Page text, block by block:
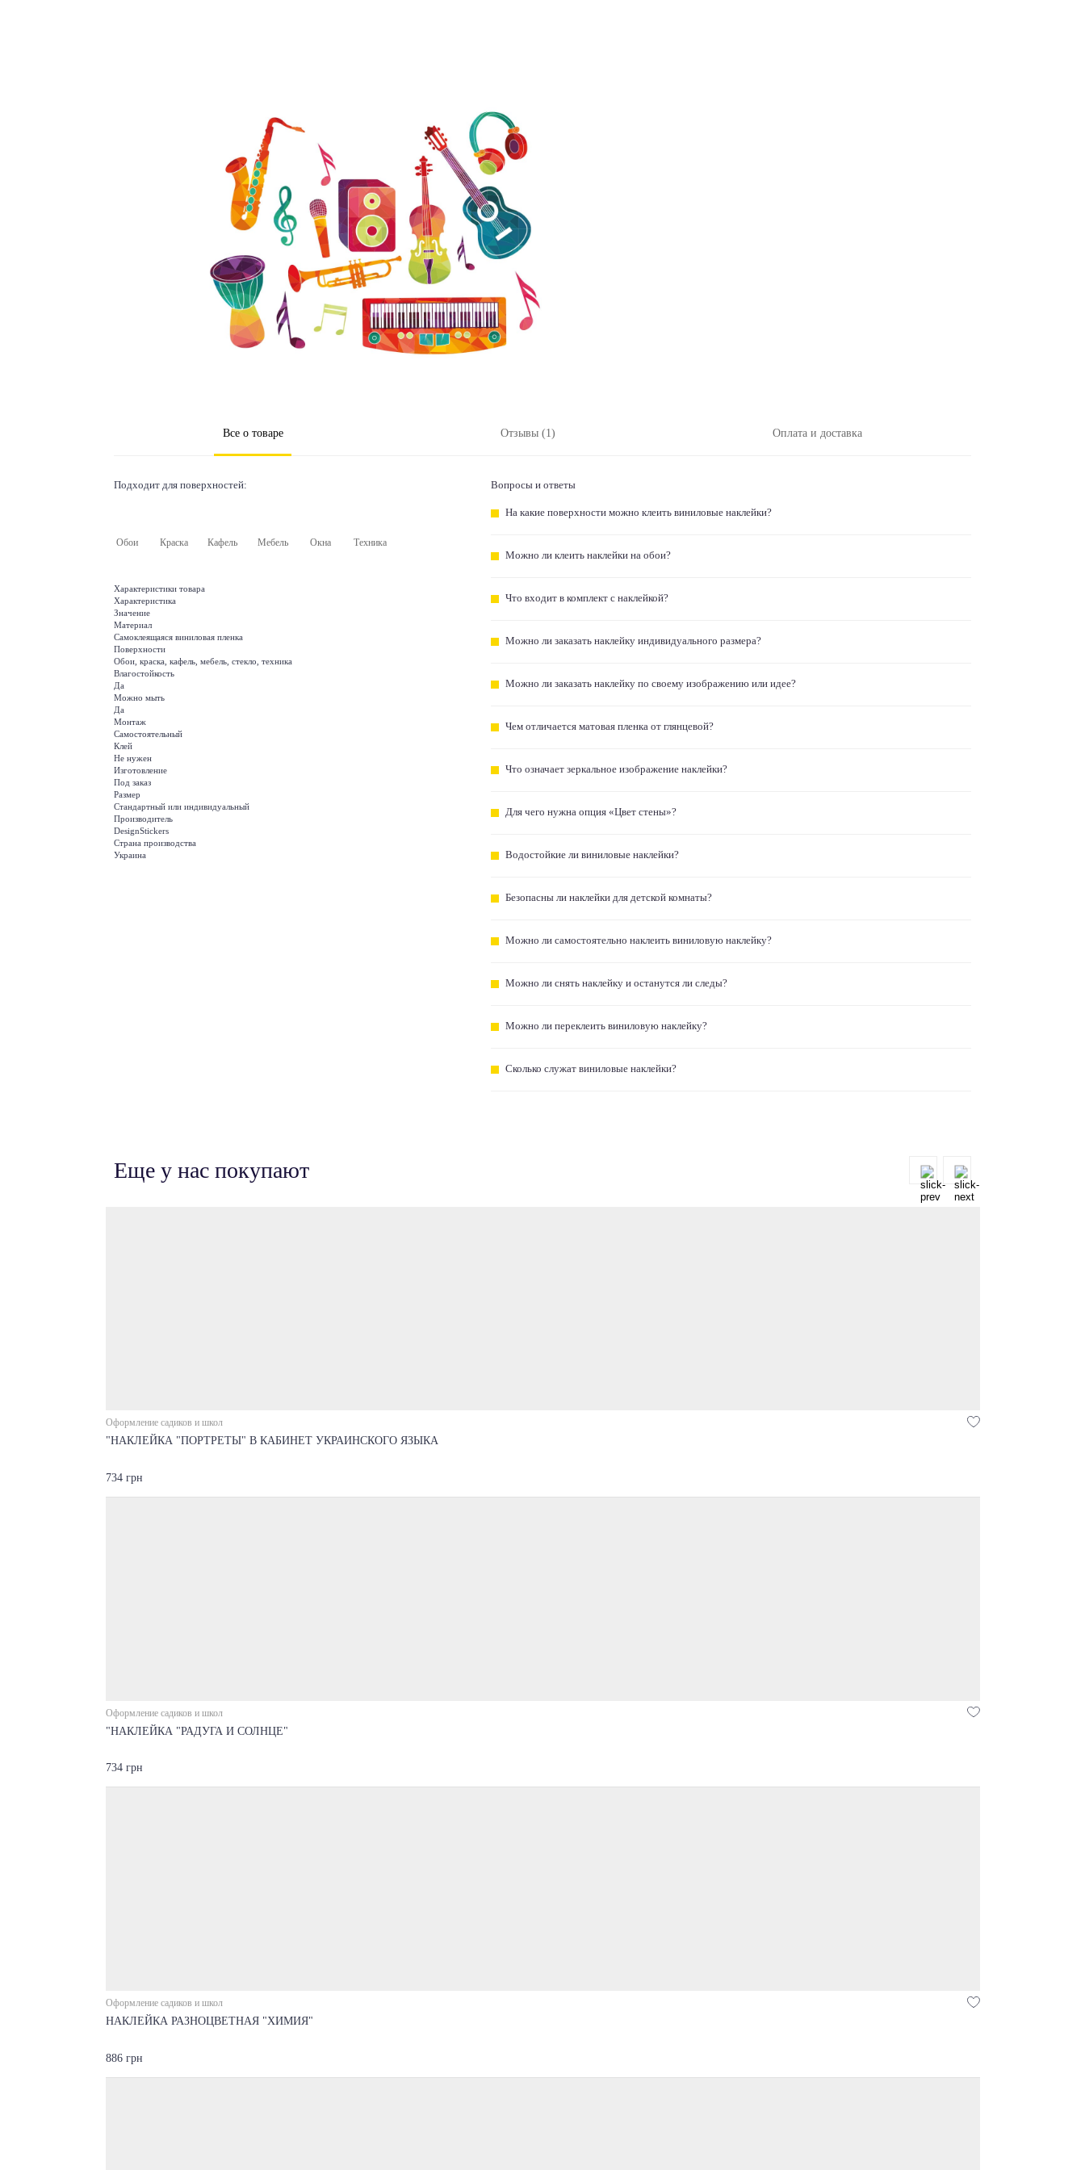
Все о товаре Отзывы (1) Оплата и доставка
Подходит для поверхностей:
Обои Краска Кафель Мебель Окна Техника
Характеристики товара
Характеристика
Значение
Материал
Самоклеящаяся виниловая пленка
Поверхности
Обои, краска, кафель, мебель, стекло, техника
Влагостойкость
Да
Можно мыть
Да
Монтаж
Самостоятельный
Клей
Не нужен
Изготовление
Под заказ
Размер
Стандартный или индивидуальный
Производитель
DesignStickers
Страна производства
Украина
Вопросы и ответы
На какие поверхности можно клеить виниловые наклейки?
Можно ли клеить наклейки на обои?
Что входит в комплект с наклейкой?
Можно ли заказать наклейку индивидуального размера?
Можно ли заказать наклейку по своему изображению или идее?
Чем отличается матовая пленка от глянцевой?
Что означает зеркальное изображение наклейки?
Для чего нужна опция «Цвет стены»?
Водостойкие ли виниловые наклейки?
Безопасны ли наклейки для детской комнаты?
Можно ли самостоятельно наклеить виниловую наклейку?
Можно ли снять наклейку и останутся ли следы?
Можно ли переклеить виниловую наклейку?
Сколько служат виниловые наклейки?
Еще у нас покупают
Оформление садиков и школ
"НАКЛЕЙКА "ПОРТРЕТЫ" В КАБИНЕТ УКРАИНСКОГО ЯЗЫКА
734 грн
Оформление садиков и школ
"НАКЛЕЙКА "РАДУГА И СОЛНЦЕ"
734 грн
Оформление садиков и школ
НАКЛЕЙКА РАЗНОЦВЕТНАЯ "ХИМИЯ"
886 грн